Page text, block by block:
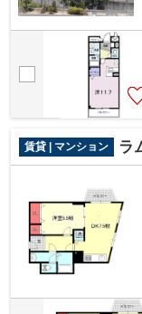
賃貸 | マンション ラ